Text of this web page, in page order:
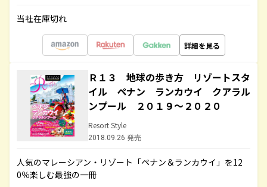
当社在庫切れ
詳細を見る
Ｒ１３ 地球の歩き方 リゾートスタ
イル ペナン ランカウイ クアラル
ンプール ２０１９～２０２０
Resort Style
2018.09.26 発売
人気のマレーシアン・リゾート「ペナン＆ランカウイ」を12
0％楽しむ最強の一冊